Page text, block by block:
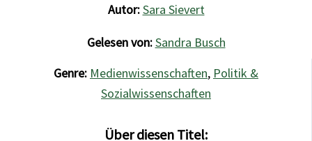
Autor:Sara Sievert
Gelesen von:Sandra Busch
Genre: Medienwissenschaften, Politik &
Sozialwissenschaften
Über diesen Titel: